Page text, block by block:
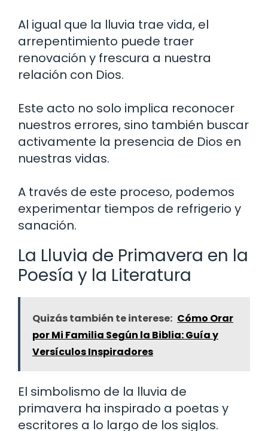
Al igual que la lluvia trae vida, el
arrepentimiento puede traer
renovación y frescura a nuestra
relación con Dios.
Este acto no solo implica reconocer
nuestros errores, sino también buscar
activamente la presencia de Dios en
nuestras vidas.
A través de este proceso, podemos
experimentar tiempos de refrigerio y
sanación.
La Lluvia de Primavera en la
Poesía y la Literatura
Quizás también te interese: Cómo Orar
por Mi Familia Según la Biblia: Guía y
Versículos Inspiradores
El simbolismo de la lluvia de
primavera ha inspirado a poetas y
escritores a lo largo de los siglos.